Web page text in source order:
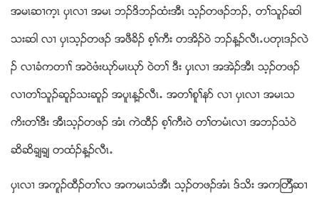
အမၚဆ႕က့ၚ ပွၚလ႕ အမၚ ဘဥဒိဘဥထံးအီၚ သ့ဥတဖဥဘဥယ တႈသူဥဆါ
သးဆါ လ႕ ပွၚသ့ဥတဖဥ အဖီခိဥ စ့ႈကီး တအိဥ၀ဲ ဘဥန႔ဥလီၚ’ပတုၚဒဥလဲ
ဥ လ႕ခံကတ႕ႈ အ၀ဲဖံးဃုဏမၚဃုဏ ၀ဲတႈ ဒီး ပွွၚလ႕ အအဲဥအီၚ သ့ဥတဖဥ
လ႕တႈသူဥဆူဥသးဆူဥ အပူၚန႔ဥလီၚ’ အတႈစူႈနဏ လ႕ ပွၚလ႕ အမၚသ
ကိးတႈဒီး အီၚသ့ဥတဖဥ အံၚ ကဲထီဥ စ့ႈကီး၀ဲ တႈတမံၚလ႕ အဘဥသံ၀ဲ
ဆိဆိခ့်ခ့် တထံဥန႔ဥလီၚ’
ပွၚလ႕ အကူဥထီဥတႈလ အကမၚသံအီၚ သ့ဥတဖဥအံၚ ဒ္သိး အကၾတီဆ႕